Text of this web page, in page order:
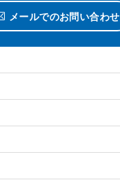
メールでのお問い合わせ